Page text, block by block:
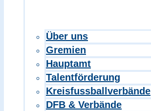
Über uns
Gremien
Hauptamt
Talentförderung
Kreisfussballverbände
DFB & Verbände